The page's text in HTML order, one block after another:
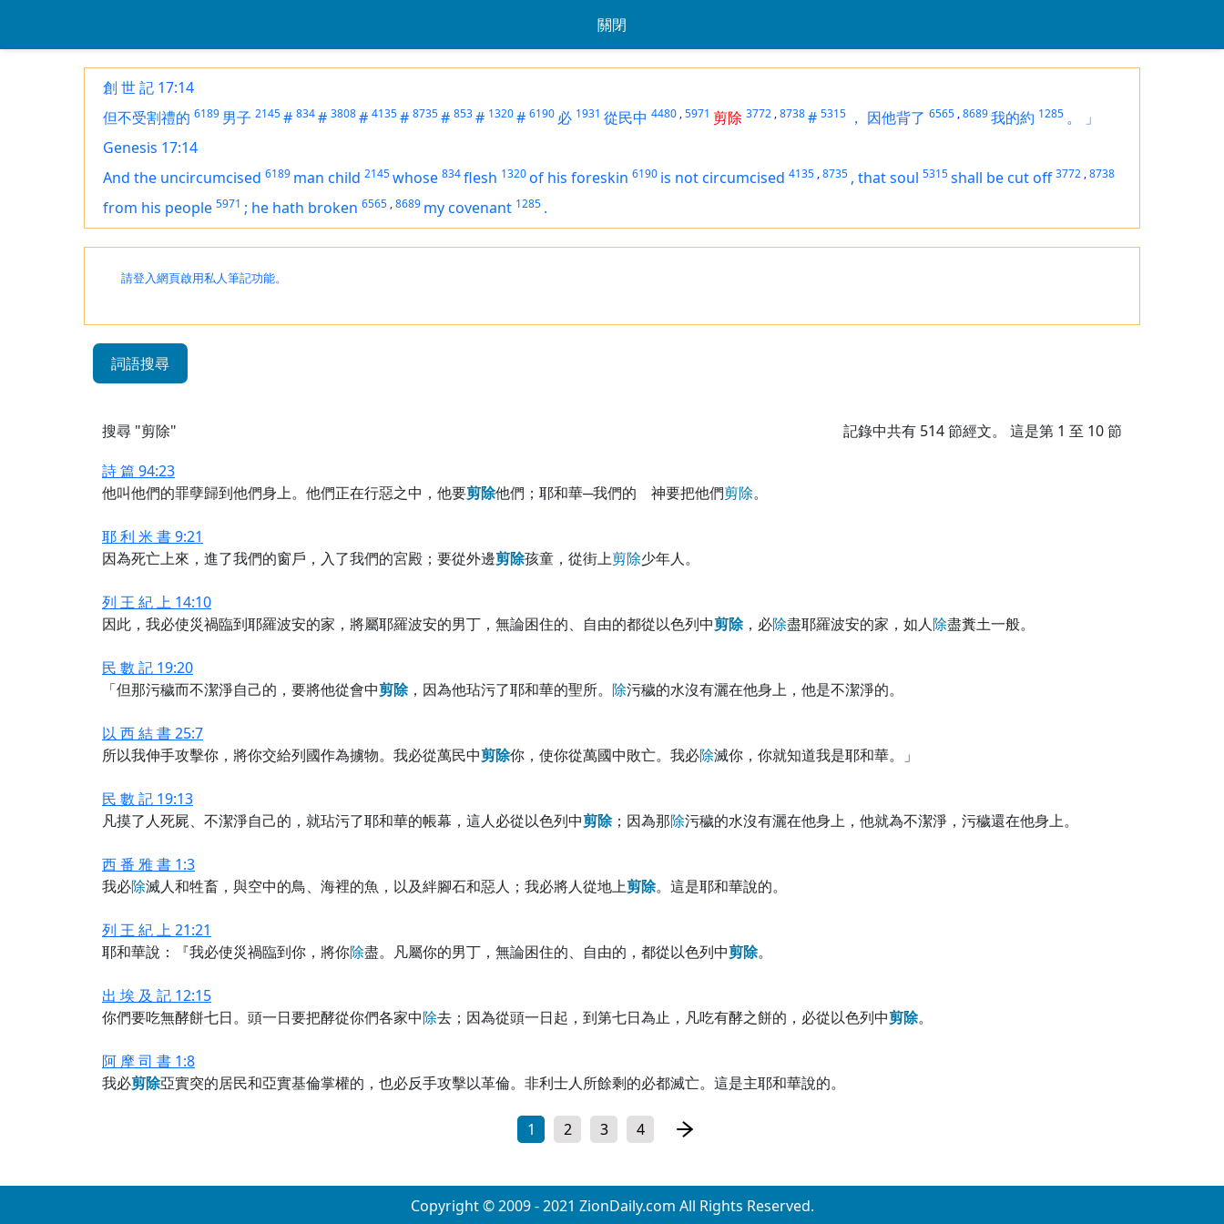
關閉
創 世 記 17:14
但不受割禮的 6189 男子 2145# 834# 3808# 4135# 8735# 853# 1320# 6190 必 1931 從民中 4480 ,5971 剪除 3772 ,8738# 5315 ， 因他背了 6565 ,8689我的約 1285 。
」
Genesis 17:14
And the uncircumcised 6189 man child 2145whose 834flesh 1320of his foreskin 6190 is not circumcised 4135 ,8735 , that soul 5315shall be cut off 3772 ,8738
from his people 5971 ; he hath broken 6565 ,8689 my covenant 1285 .
請登入網頁啟用私人筆記功能。
詞語搜尋
搜尋 "剪除" 記錄中共有 514節經文。 這是第 1 至 10 節
詩 篇 94:23
他叫他們的罪孽歸到他們身上。他們正在行惡之中，他要剪除他們；耶和華─我們的 神要把他們剪除。
耶 利 米 書 9:21
因為死亡上來，進了我們的窗戶，入了我們的宮殿；要從外邊剪除孩童，從街上剪除少年人。
列 王 紀 上 14:10
因此，我必使災禍臨到耶羅波安的家，將屬耶羅波安的男丁，無論困住的、自由的都從以色列中剪除，必除盡耶羅波安的家，如人除盡糞土一般。
民 數 記 19:20
「但那污穢而不潔淨自己的，要將他從會中剪除，因為他玷污了耶和華的聖所。 除污穢的水沒有灑在他身上，他是不潔淨的。
以 西 結 書 25:7
所以我伸手攻擊你，將你交給列國作為擄物。我必從萬民中剪除你，使你從萬國中敗亡。我必除滅你，你就知道我是耶和華。」
民 數 記 19:13
凡摸了人死屍、不潔淨自己的，就玷污了耶和華的帳幕，這人必從以色列中剪除；因為那除污穢的水沒有灑在他身上，他就為不潔淨，污穢還在他身上。
西 番 雅 書 1:3
我必除滅人和牲畜，與空中的鳥、海裡的魚，以及絆腳石和惡人；我必將人從地上剪除。這是耶和華說的。
列 王 紀 上 21:21
耶和華說：『我必使災禍臨到你，將你除盡。凡屬你的男丁，無論困住的、自由的，都從以色列中剪除。
出 埃 及 記 12:15
你們要吃無酵餅七日。頭一日要把酵從你們各家中除去；因為從頭一日起，到第七日為止，凡吃有酵之餅的，必從以色列中剪除。
阿 摩 司 書 1:8
我必剪除亞實突的居民和亞實基倫掌權的，也必反手攻擊以革倫。非利士人所餘剩的必都滅亡。這是主耶和華說的。
1 2 3 4
Copyright © 2009 - 2021 ZionDaily.com All Rights Reserved.